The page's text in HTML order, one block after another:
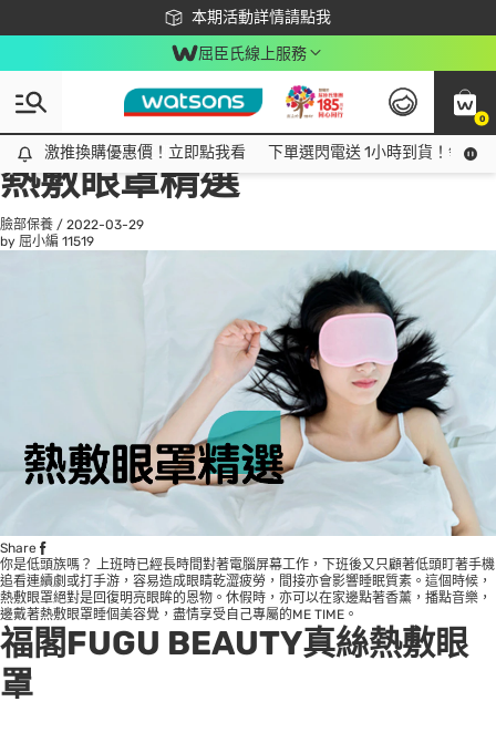
本期活動詳情請點我
下載app最高回饋$350
屈臣氏線上服務
0
激推換購優惠價！立即點我看
激推換購優惠價！立即點我看 下單選閃電送 1小時到貨！領神
All
話題趨勢
熱敷眼罩精選
臉部保養 / 2022-03-29
by 屈小編 11519
Share
你是低頭族嗎？ 上班時已經長時間對著電腦屏幕工作，下班後又只顧著低頭盯著手機
追看連續劇或打手游，容易造成眼睛乾澀疲勞，間接亦會影響睡眠質素。這個時候，
熱敷眼罩絕對是回復明亮眼眸的恩物。休假時，亦可以在家邊點著香薰，播點音樂，
邊戴著熱敷眼罩睡個美容覺，盡情享受自己專屬的ME TIME。
福閣FUGU BEAUTY真絲熱敷眼
罩